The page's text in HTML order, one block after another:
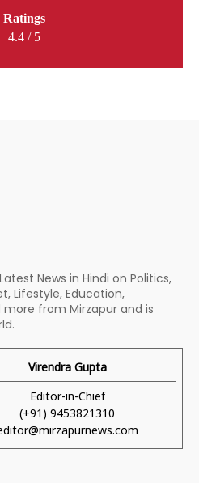
Ratings
4.4 / 5
News in Hindi on Politics,
Lifestyle, Education,
from Mirzapur and is
Virendra Gupta
Editor-in-Chief
(+91) 9453821310